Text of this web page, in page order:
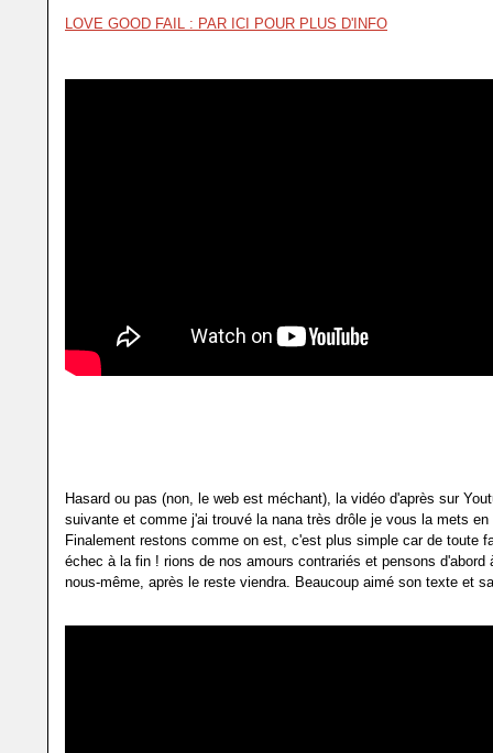
LOVE GOOD FAIL : PAR ICI POUR PLUS D'INFO
Hasard ou pas (non, le web est méchant), la vidéo d'après sur
suivante et comme j'ai trouvé la nana très drôle je vous la mets en
Finalement restons comme on est, c'est plus simple car de toute
échec à la fin ! rions de nos amours contrariés et pensons d'abord
nous-même, après le reste viendra. Beaucoup aimé son texte et